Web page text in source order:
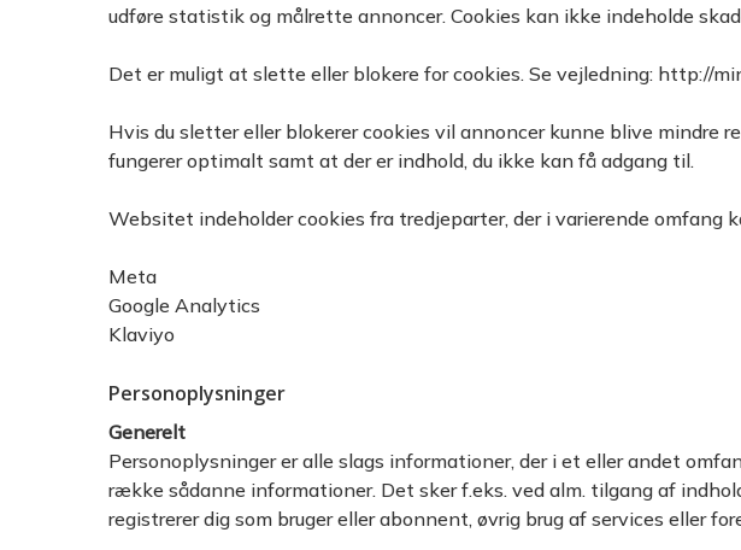
udføre statistik og målrette annoncer. Cookies kan ikke indeholde
Det er muligt at slette eller blokere for cookies. Se vejledning: http://
Hvis du sletter eller blokerer cookies vil annoncer kunne blive
fungerer optimalt samt at der er indhold, du ikke kan få adgang til.
Websitet indeholder cookies fra tredjeparter, der i varierende omfang
Meta
Google Analytics
Klaviyo
Personoplysninger
Generelt
Personoplysninger er alle slags informationer, der i et eller andet
række sådanne informationer. Det sker f.eks. ved alm. tilgang af
registrerer dig som bruger eller abonnent, øvrig brug af services eller